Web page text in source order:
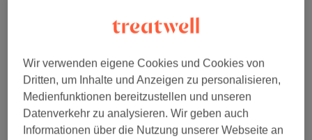
Access Body Prozesse
1 Std.
120 €
Schnellansicht Saloninfos
Montag
Geschlossen
Wir verwenden eigene Cookies und Cookies von
Dritten, um Inhalte und Anzeigen zu personalisieren,
Medienfunktionen bereitzustellen und unseren
Datenverkehr zu analysieren. Wir geben auch
Informationen über die Nutzung unserer Webseite an